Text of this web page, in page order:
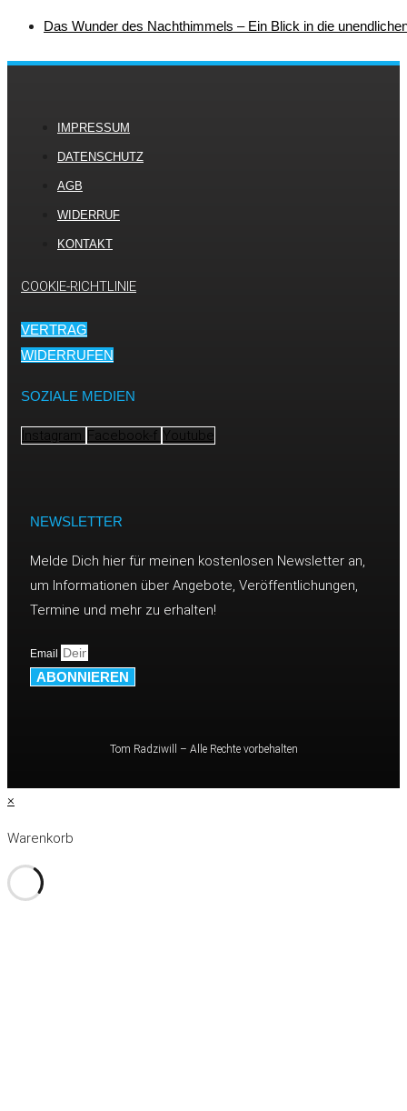
Das Wunder des Nachthimmels – Ein Blick in die
IMPRESSUM
DATENSCHUTZ
AGB
WIDERRUF
KONTAKT
COOKIE-RICHTLINIE
VERTRAG
WIDERRUFEN
SOZIALE MEDIEN
Instagram Facebook-f Youtube
NEWSLETTER
Melde Dich hier für meinen kostenlosen Newsletter an,
um Informationen über Angebote, Veröffentlichungen,
Termine und mehr zu erhalten!
Email
ABONNIEREN
Tom Radziwill – Alle Rechte vorbehalten
×
Warenkorb